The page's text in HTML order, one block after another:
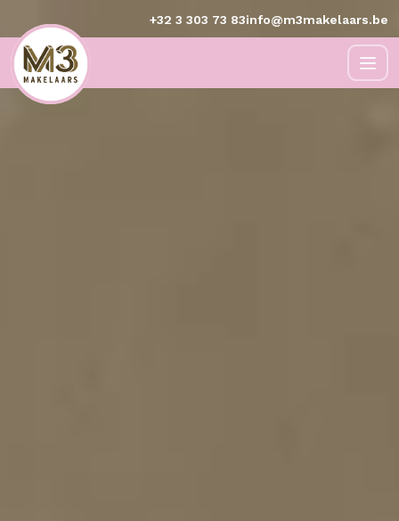
+32 3 303 73 83info@m3makelaars.be